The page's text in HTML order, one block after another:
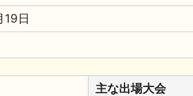
19日
主な出場大会